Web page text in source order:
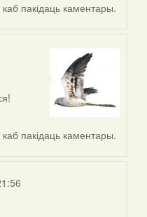
каб пакідаць каментары.
каб пакідаць каментары.